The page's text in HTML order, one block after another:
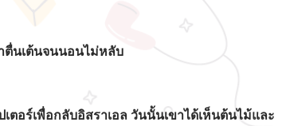
ตื่นเต้นจนนอนไม่หลับ
อร์เพื่อกลับอิสราเอล วันนั้นเขาได้เห็นต้นไม้และ